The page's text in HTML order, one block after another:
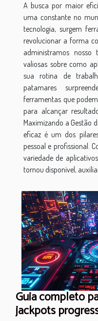
A busca por maior
uma constante no
tecnologia, surgem
revolucionar a forma
administramos
valiosas sobre como
sua rotina de
patamares
ferramentas que
para alcançar
Maximizando a Gestão
eficaz é um dos
pessoal e profissional.
variedade de
tornou disponível,
Guia completo
jackpots